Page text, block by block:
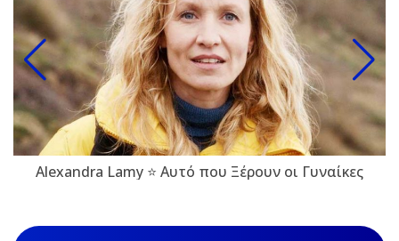
Alexandra Lamy ⭐ Αυτό που Ξέρουν οι Γυναίκες